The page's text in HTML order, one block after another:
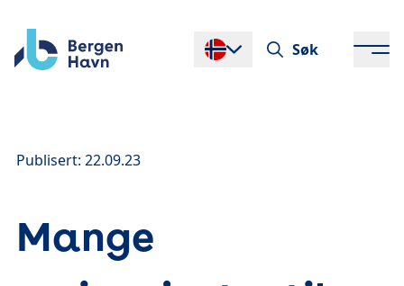
Endre språk
Søk
Publisert: 22.09.23
Mange